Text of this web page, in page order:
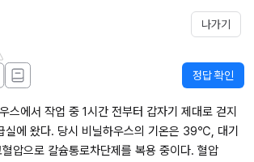
나가기
정답 확인
스에서 작업 중 1시간 전부터 갑자기 제대로 걷지
실에 왔다. 당시 비닐하우스의 기온은 39℃, 대기
압으로 칼슘통로차단제를 복용 중이다. 혈압